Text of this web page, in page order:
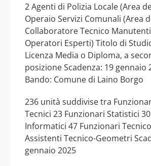
2 Agenti di Polizia Locale (Area
Operaio Servizi Comunali (Area
Collaboratore Tecnico
Operatori Esperti) Titolo di
Licenza Media o Diploma, a
posizione Scadenza: 19 gennaio
Bando: Comune di Laino Borgo
236 unità suddivise tra
Tecnici 23 Funzionari Statistici
Informatici 47 Funzionari
Assistenti Tecnico-Geometri
gennaio 2025